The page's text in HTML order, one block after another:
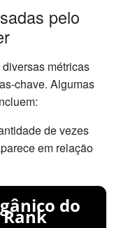
pelo
métricas
chave. Algumas
de vezes
em relação
do